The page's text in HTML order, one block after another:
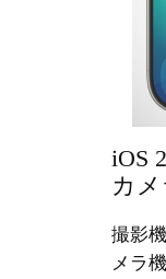
iOS
カ
撮影
メラ